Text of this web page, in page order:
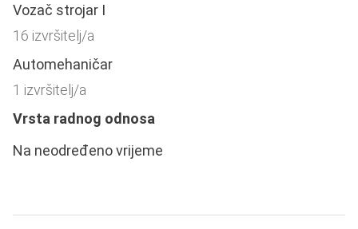
Vozač strojar I
16 izvršitelj/a
Automehaničar
1 izvršitelj/a
Vrsta radnog odnosa
Na neodređeno vrijeme